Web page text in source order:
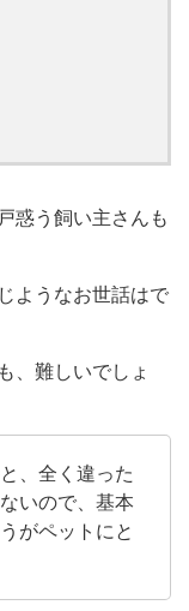
惑う飼い主さんも
ようなお世話はで
、難しいでしょ
、全く違った
いので、基本
がペットにと